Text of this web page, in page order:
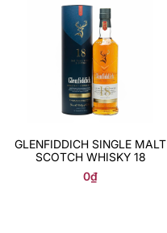
GLENFIDDICH SINGLE MALT
SCOTCH WHISKY 18
0₫